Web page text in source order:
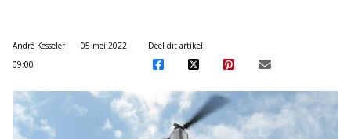
André Kesseler
05 mei 2022
09:00
Deel dit artikel: